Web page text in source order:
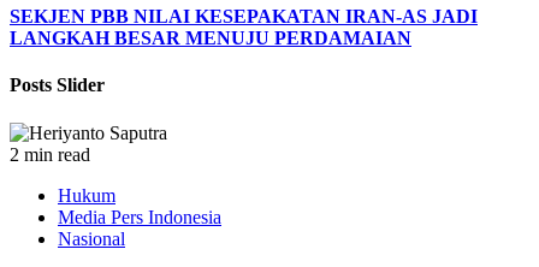
SEKJEN PBB NILAI KESEPAKATAN IRAN-AS JADI
LANGKAH BESAR MENUJU PERDAMAIAN
Posts Slider
2 min read
Hukum
Media Pers Indonesia
Nasional